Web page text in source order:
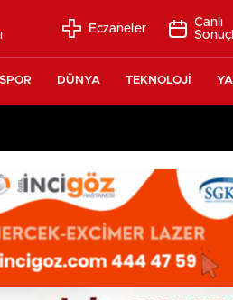
Eczaneler
Canlı
SPOR DÜNYA TEKNOLOJİ